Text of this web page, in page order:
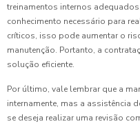
treinamentos internos
conhecimento necessário para
críticos, isso pode aumentar o
manutenção. Portanto, a
solução eficiente.
Por último, vale lembrar que a
internamente, mas a assistência
se deseja realizar uma revisão